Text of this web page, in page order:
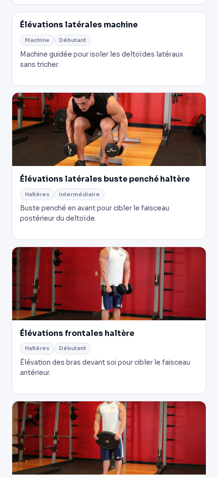
Élévations latérales machine
Machine Débutant
Machine guidée pour isoler les deltoïdes latéraux
sans tricher.
Élévations latérales buste penché haltère
Haltères Intermédiaire
Buste penché en avant pour cibler le faisceau
postérieur du deltoïde.
Élévations frontales haltère
Haltères Débutant
Élévation des bras devant soi pour cibler le faisceau
antérieur.